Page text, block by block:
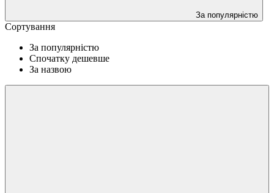
За популярністю
Сортування
За популярністю
Спочатку дешевше
За назвою